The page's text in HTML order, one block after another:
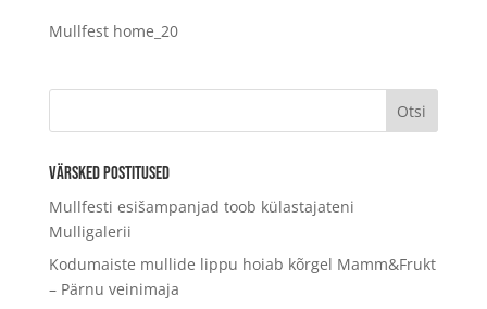
Mullfest home_20
Värsked postitused
Mullfesti esišampanjad toob külastajateni
Mulligalerii
Kodumaiste mullide lippu hoiab kõrgel Mamm&Frukt
– Pärnu veinimaja